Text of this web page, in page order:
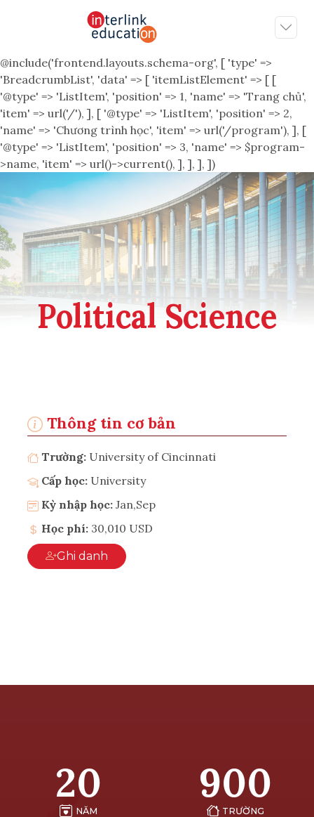
@include('frontend.layouts.schema-org', [ 'type' =>
'BreadcrumbList', 'data' => [ 'itemListElement' => [ [
'@type' => 'ListItem', 'position' => 1, 'name' => 'Trang chủ',
'item' => url('/'), ], [ '@type' => 'ListItem', 'position' => 2,
'name' => 'Chương trình học', 'item' => url('/program'), ], [
'@type' => 'ListItem', 'position' => 3, 'name' => $program-
>name, 'item' => url()->current(), ], ], ], ])
Political Science
Thông tin cơ bản
Trường: University of Cincinnati
Cấp học: University
Kỳ nhập học: Jan,Sep
Học phí: 30,010 USD
Ghi danh
20
NĂM
900
TRƯỜNG